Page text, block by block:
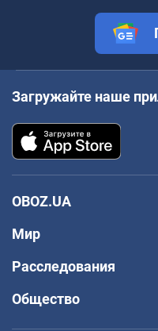
Загружайте наше
OBOZ.UA
Мир
Расследования
Общество